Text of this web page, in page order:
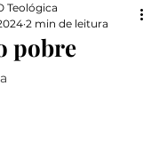
pobre
Teológica
2 min de leitura